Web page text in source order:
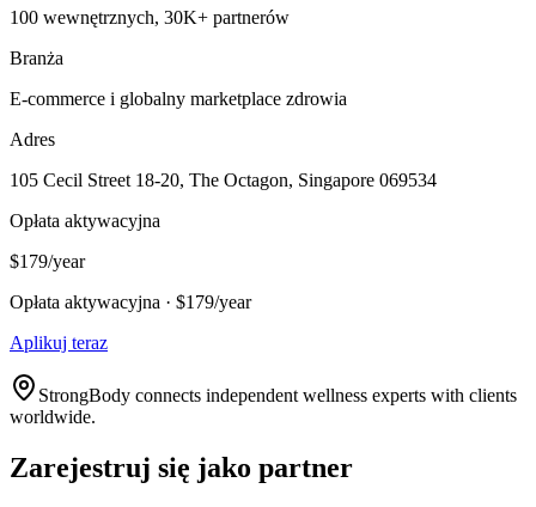
100 wewnętrznych, 30K+ partnerów
Branża
E-commerce i globalny marketplace zdrowia
Adres
105 Cecil Street 18-20, The Octagon, Singapore 069534
Opłata aktywacyjna
$179/year
Opłata aktywacyjna · $179/year
Aplikuj teraz
StrongBody connects independent wellness experts with clients
worldwide.
Zarejestruj się jako partner